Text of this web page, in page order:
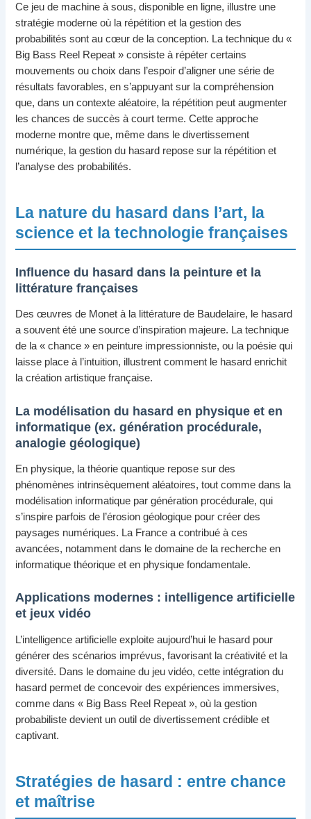
Ce jeu de machine à sous, disponible en ligne, illustre une
stratégie moderne où la répétition et la gestion des
probabilités sont au cœur de la conception. La technique du «
Big Bass Reel Repeat » consiste à répéter certains
mouvements ou choix dans l’espoir d’aligner une série de
résultats favorables, en s’appuyant sur la compréhension
que, dans un contexte aléatoire, la répétition peut augmenter
les chances de succès à court terme. Cette approche
moderne montre que, même dans le divertissement
numérique, la gestion du hasard repose sur la répétition et
l’analyse des probabilités.
La nature du hasard dans l’art, la
science et la technologie françaises
Influence du hasard dans la peinture et la
littérature françaises
Des œuvres de Monet à la littérature de Baudelaire, le hasard
a souvent été une source d’inspiration majeure. La technique
de la « chance » en peinture impressionniste, ou la poésie qui
laisse place à l’intuition, illustrent comment le hasard enrichit
la création artistique française.
La modélisation du hasard en physique et en
informatique (ex. génération procédurale,
analogie géologique)
En physique, la théorie quantique repose sur des
phénomènes intrinsèquement aléatoires, tout comme dans la
modélisation informatique par génération procédurale, qui
s’inspire parfois de l’érosion géologique pour créer des
paysages numériques. La France a contribué à ces
avancées, notamment dans le domaine de la recherche en
informatique théorique et en physique fondamentale.
Applications modernes : intelligence artificielle
et jeux vidéo
L’intelligence artificielle exploite aujourd’hui le hasard pour
générer des scénarios imprévus, favorisant la créativité et la
diversité. Dans le domaine du jeu vidéo, cette intégration du
hasard permet de concevoir des expériences immersives,
comme dans « Big Bass Reel Repeat », où la gestion
probabiliste devient un outil de divertissement crédible et
captivant.
Stratégies de hasard : entre chance
et maîtrise